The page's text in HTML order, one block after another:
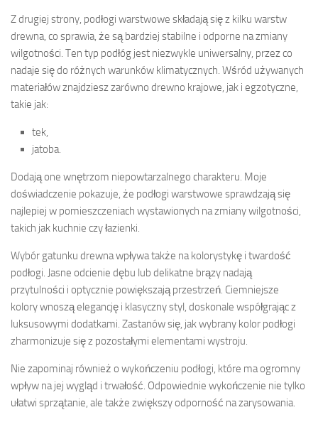
Z drugiej strony, podłogi warstwowe składają się z kilku warstw
drewna, co sprawia, że są bardziej stabilne i odporne na zmiany
wilgotności. Ten typ podłóg jest niezwykle uniwersalny, przez co
nadaje się do różnych warunków klimatycznych. Wśród używanych
materiałów znajdziesz zarówno drewno krajowe, jak i egzotyczne,
takie jak:
tek,
jatoba.
Dodają one wnętrzom niepowtarzalnego charakteru. Moje
doświadczenie pokazuje, że podłogi warstwowe sprawdzają się
najlepiej w pomieszczeniach wystawionych na zmiany wilgotności,
takich jak kuchnie czy łazienki.
Wybór gatunku drewna wpływa także na kolorystykę i twardość
podłogi. Jasne odcienie dębu lub delikatne brązy nadają
przytulności i optycznie powiększają przestrzeń. Ciemniejsze
kolory wnoszą elegancję i klasyczny styl, doskonale współgrając z
luksusowymi dodatkami. Zastanów się, jak wybrany kolor podłogi
zharmonizuje się z pozostałymi elementami wystroju.
Nie zapominaj również o wykończeniu podłogi, które ma ogromny
wpływ na jej wygląd i trwałość. Odpowiednie wykończenie nie tylko
ułatwi sprzątanie, ale także zwiększy odporność na zarysowania.